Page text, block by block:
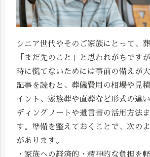
シニア世代やそのご家族にとって、
「まだ先のこと」と思われがちです
時に慌てないためには事前の備えが
記事を読むと、葬儀費用の相場や見
イント、家族葬や直葬など形式の違
ディングノートや遺言書の活用方法
す。準備を整えておくことで、次の
があります。
・家族への経済的・精神的な負担を